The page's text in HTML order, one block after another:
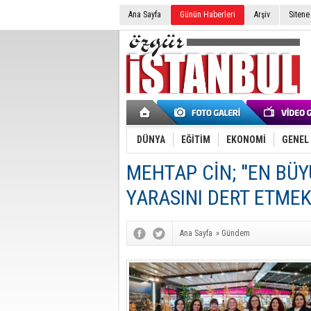
Ana Sayfa Günün Haberleri Arşiv
DÜNYA EĞİTİM EKONOMİ GENEL
MEHTAP CİN; ''EN
YARASINI DERT
Ana Sayfa » Gündem